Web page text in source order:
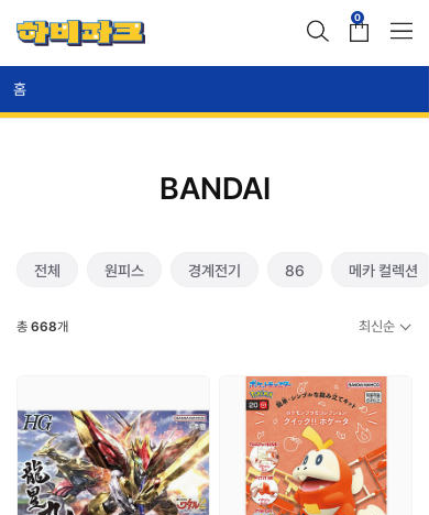
0
홈
BANDAI
전체 원피스 경계전기 86 메카 컬렉션
총 668개 최신순